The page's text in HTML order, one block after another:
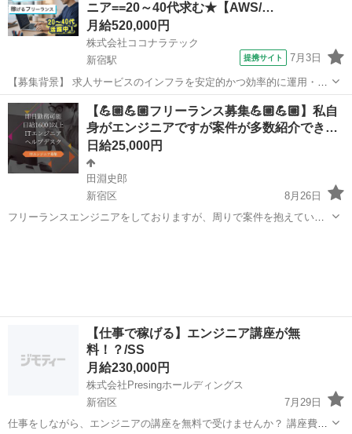
ニア==20～40代求む★【AWS/…
月給520,000円
株式会社ココナラテック
新宿駅
提携サイト 7月3日
【募集背景】 求人サービスのインフラを安定的かつ効率的に運用・改
善していくための体制強化のための募集です。 【作業内容】 AWS環
境におけるインフラの設計や構築、既存環境の改善点の調査および対
策の実施を行っていただきます。...
東京 新宿区 新宿駅 エンジニア
【💪🏼💪🏼フリーランス募集💪🏼💪🏼】私自
身がエンジニアですが案件が多数紹介でき…
日給25,000円
田淵史郎
新宿区
8月26日
フリーランスエンジニアをしておりますが、周りで案件を抱えている
【仕事で稼げる】エンジニア講座が無
料！？/SS
月給230,000円
株式会社Presingホールディングス
新宿区
7月29日
仕事をしながら、エンジニアの講座を無料で受けませんか？ 講座費用